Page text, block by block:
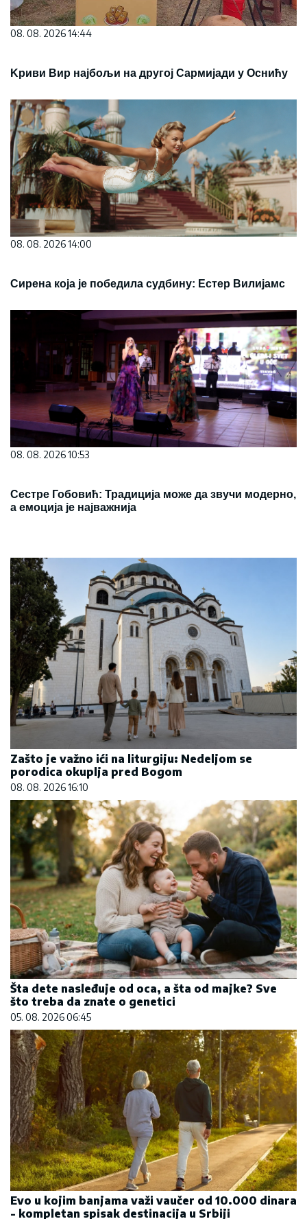
08. 08. 2026 14:44
Kриви Вир најбољи на другој Сармијади у Оснићу
08. 08. 2026 14:00
Сирена која је победила судбину: Естер Вилијамс
08. 08. 2026 10:53
Сестре Гобовић: Традиција може да звучи модерно,
а емоција је најважнија
Zašto je važno ići na liturgiju: Nedeljom se
porodica okuplja pred Bogom
08. 08. 2026 16:10
Šta dete nasleđuje od oca, a šta od majke? Sve
što treba da znate o genetici
05. 08. 2026 06:45
Evo u kojim banjama važi vaučer od 10.000 dinara
- kompletan spisak destinacija u Srbiji